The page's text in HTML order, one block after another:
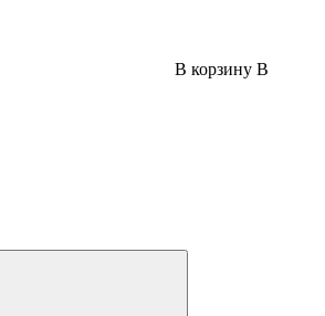
В корзину В